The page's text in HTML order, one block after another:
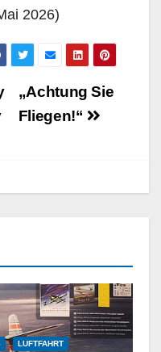
2026)
„Achtung Sie
Fliegen!“
LUFTFAHRT